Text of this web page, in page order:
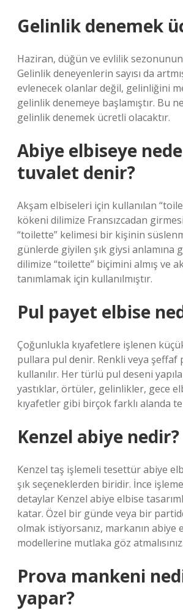
Gelinlik denemek
Haziran, düğün ve evlilik sezonunun
Gelinlik deneyenlerin sayısı da
evlenecek olanlar değil, gelinliğini
gelinlik denemeye başlamıştır. Bu
gelinlik denemek ücretli olacaktır.
Abiye elbiseye
tuvalet denir?
Akşam elbiseleri için kullanılan
kökeni dilimize Fransızcadan
“toilette” kelimesi bir kişinin
günlerde giyilen şık giysi anlamına
dilimize “toilette” biçimini almış ve
tanımlamak için kullanılmıştır.
Pul payet elbise
Çoğunlukla kıyafetlere işlenen
pullara pul denir. Renkli veya şeffaf
kullanılır. Her türlü pul deseni
yastıklar, örtüler, gelinlikler, gece
kıyafetler gibi birçok farklı alanda
Kenzel abiye nedir?
Kenzel taş işlemeli tesettür abiye
şık seçeneklerden biridir. İnce
detaylar Kenzel abiye elbise
katar. Özel bir günde veya bir
olmak istiyorsanız, markanın abiye
modellerine mutlaka göz atmalısınız.
Prova mankeni
yapar?